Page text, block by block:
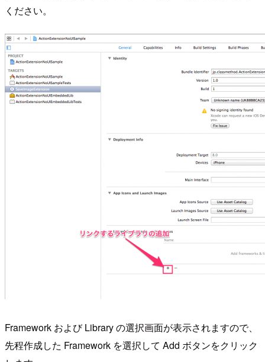
ください。
Framework および Library の選択画面が表示されますので、
先程作成した Framework を選択して Add ボタンをクリック